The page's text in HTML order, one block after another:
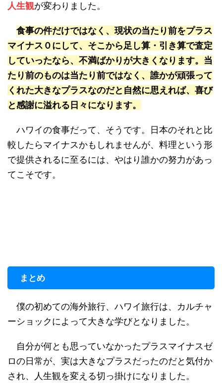
人生観が変わりました。
食事の件だけではなく、現状の当たり前をプラス
マイナス０にして、そこから足し算・引き算で査定
していったなら、不満ばかりが大きくなります。当
たり前のものは当たり前ではなく、誰かが頑張って
くれた大きなプラスなのだと自然に思えれば、喜び
と感謝に溢れる日々になります。
ハワイの食事だって、そうです。日本のそれと比
較したらマイナスかもしれませんが、料理という形
で提供されるに至るには、やはり誰かの努力があっ
てこそです。
まとめ
僕の初めての海外旅行、ハワイ旅行は、カルチャ
ーショックによって大きな学びとなりました。
自分が何とも思っていなかったプラスマイナスゼ
ロの日常が、実は大きなプラスだったのだと気付か
され、人生観を変える切っ掛けになりました。